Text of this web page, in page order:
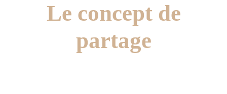
Le concept de
partage